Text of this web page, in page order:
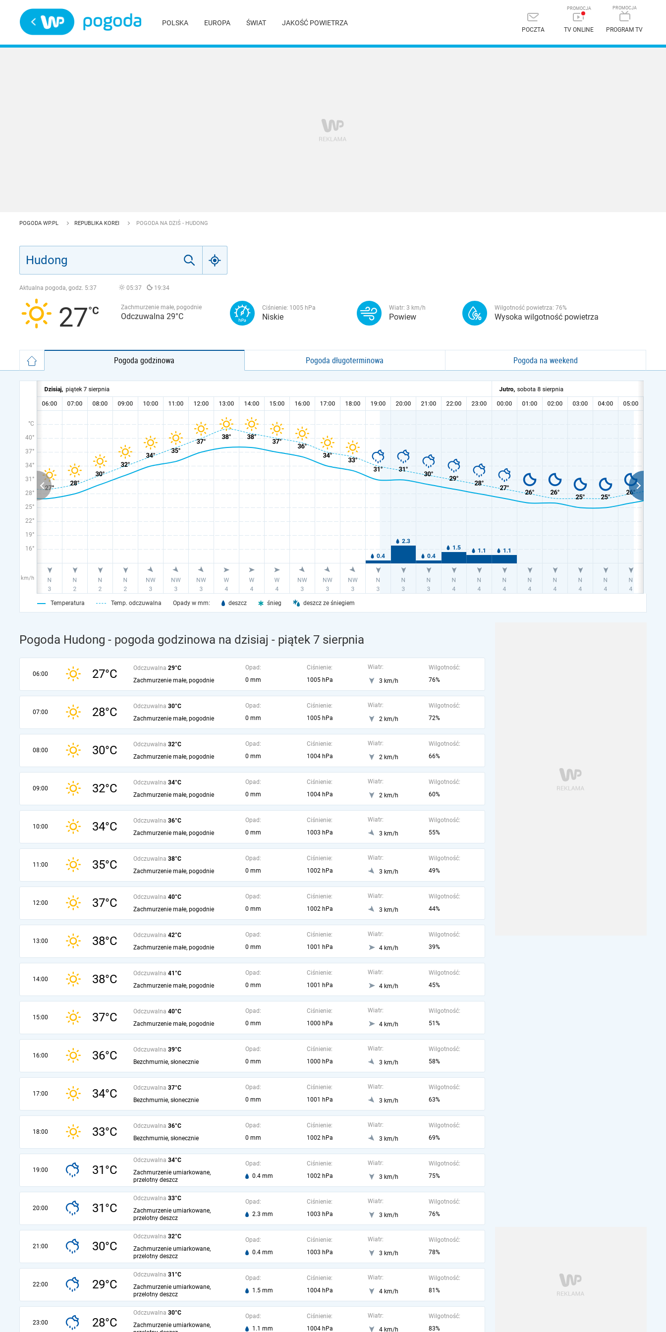
POLSKA EUROPA ŚWIAT JAKOŚĆ POWIETRZA
POCZTA TV ONLINE PROGRAM TV
POGODA WP.PL REPUBLIKA KOREI POGODA NA DZIŚ - HUDONG
Aktualna pogoda, godz. 5:37 05:37 19:34
27 Zachmurzenie małe, pogodnie
Odczuwalna 29°C
Ciśnienie: 1005 hPa
Niskie
Wiatr: 3 km/h
Powiew
Wilgotność powietrza: 76%
Wysoka wilgotność powietrza
Pogoda godzinowa Pogoda długoterminowa Pogoda na weekend
°C
40°
37°
34°
31°
28°
25°
22°
19°
16°
km/h
Temperatura Temp. odczuwalna Opady w mm: deszcz śnieg deszcz ze śniegiem
Pogoda Hudong - pogoda godzinowa na dzisiaj - piątek 7 sierpnia
06:00 27°C Odczuwalna 29°C
Zachmurzenie małe, pogodnie
Opad:
0 mm
Ciśnienie:
1005 hPa
Wiatr:
3 km/h
Wilgotność:
76%
07:00 28°C Odczuwalna 30°C
Zachmurzenie małe, pogodnie
Opad:
0 mm
Ciśnienie:
1005 hPa
Wiatr:
2 km/h
Wilgotność:
72%
08:00 30°C Odczuwalna 32°C
Zachmurzenie małe, pogodnie
Opad:
0 mm
Ciśnienie:
1004 hPa
Wiatr:
2 km/h
Wilgotność:
66%
09:00 32°C Odczuwalna 34°C
Zachmurzenie małe, pogodnie
Opad:
0 mm
Ciśnienie:
1004 hPa
Wiatr:
2 km/h
Wilgotność:
60%
10:00 34°C Odczuwalna 36°C
Zachmurzenie małe, pogodnie
Opad:
0 mm
Ciśnienie:
1003 hPa
Wiatr:
3 km/h
Wilgotność:
55%
11:00 35°C Odczuwalna 38°C
Zachmurzenie małe, pogodnie
Opad:
0 mm
Ciśnienie:
1002 hPa
Wiatr:
3 km/h
Wilgotność:
49%
12:00 37°C Odczuwalna 40°C
Zachmurzenie małe, pogodnie
Opad:
0 mm
Ciśnienie:
1002 hPa
Wiatr:
3 km/h
Wilgotność:
44%
13:00 38°C Odczuwalna 42°C
Zachmurzenie małe, pogodnie
Opad:
0 mm
Ciśnienie:
1001 hPa
Wiatr:
4 km/h
Wilgotność:
39%
14:00 38°C Odczuwalna 41°C
Zachmurzenie małe, pogodnie
Opad:
0 mm
Ciśnienie:
1001 hPa
Wiatr:
4 km/h
Wilgotność:
45%
15:00 37°C Odczuwalna 40°C
Zachmurzenie małe, pogodnie
Opad:
0 mm
Ciśnienie:
1000 hPa
Wiatr:
4 km/h
Wilgotność:
51%
16:00 36°C Odczuwalna 39°C
Bezchmurnie, słonecznie
Opad:
0 mm
Ciśnienie:
1000 hPa
Wiatr:
3 km/h
Wilgotność:
58%
17:00 34°C Odczuwalna 37°C
Bezchmurnie, słonecznie
Opad:
0 mm
Ciśnienie:
1001 hPa
Wiatr:
3 km/h
Wilgotność:
63%
18:00 33°C Odczuwalna 36°C
Bezchmurnie, słonecznie
Opad:
0 mm
Ciśnienie:
1002 hPa
Wiatr:
3 km/h
Wilgotność:
69%
19:00 31°C
Odczuwalna 34°C
Zachmurzenie umiarkowane,
przelotny deszcz
Opad:
0.4 mm
Ciśnienie:
1002 hPa
Wiatr:
3 km/h
Wilgotność:
75%
20:00 31°C
Odczuwalna 33°C
Zachmurzenie umiarkowane,
przelotny deszcz
Opad:
2.3 mm
Ciśnienie:
1003 hPa
Wiatr:
3 km/h
Wilgotność:
76%
21:00 30°C
Odczuwalna 32°C
Zachmurzenie umiarkowane,
przelotny deszcz
Opad:
0.4 mm
Ciśnienie:
1003 hPa
Wiatr:
3 km/h
Wilgotność:
78%
22:00 29°C
Odczuwalna 31°C
Zachmurzenie umiarkowane,
przelotny deszcz
Opad:
1.5 mm
Ciśnienie:
1004 hPa
Wiatr:
4 km/h
Wilgotność:
81%
23:00 28°C
Odczuwalna 30°C
Zachmurzenie umiarkowane,
Opad:
1.1 mm
Ciśnienie:
1004 hPa
Wiatr:
4 km/h
Wilgotność:
83%